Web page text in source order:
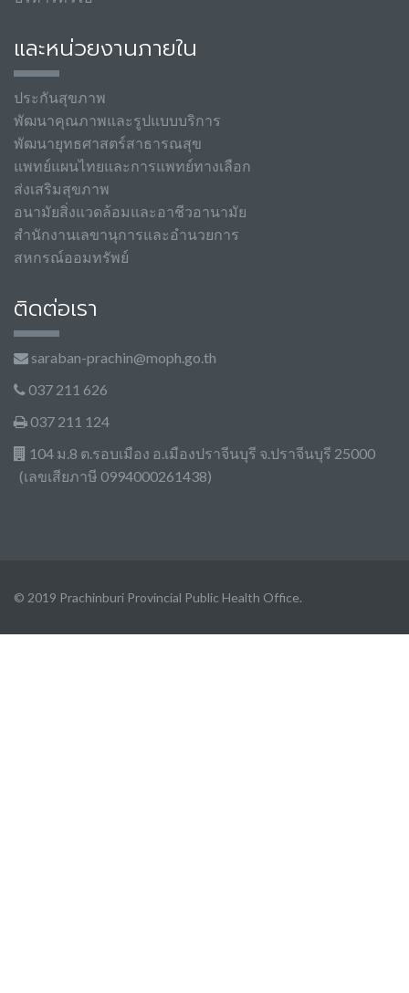
และหน่วยงานภายใน
ประกันสุขภาพ
พัฒนาคุณภาพและรูปแบบบริการ
พัฒนายุทธศาสตร์สาธารณสุข
แพทย์แผนไทยและการแพทย์ทางเลือก
ส่งเสริมสุขภาพ
อนามัยสิ่งแวดล้อมและอาชีวอานามัย
สำนักงานเลขานุการและอำนวยการ
สหกรณ์ออมทรัพย์
ติดต่อเรา
saraban-prachin@moph.go.th
037 211 626
037 211 124
104 ม.8 ต.รอบเมือง อ.เมืองปราจีนบุรี จ.ปราจีนบุรี 25000
(เลขเสียภาษี 0994000261438)
© 2019 Prachinburi Provincial Public Health Office.